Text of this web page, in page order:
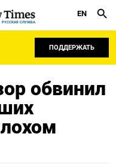
РУССКАЯ СЛУЖБА
EN
ПОДДЕРЖАТЬ
обвинил